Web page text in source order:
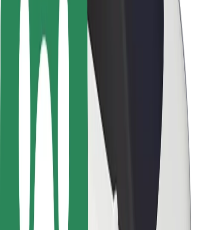
Sofőr biztonság
E-roller biztonság
Biztonsági részleg
Városok
Lokációk
Városi megoldások
Repülőtér
Bolt töltőállomások
Súgó
Utasoknak
Sofőröknek
Ételfutároknak
Bolt Food